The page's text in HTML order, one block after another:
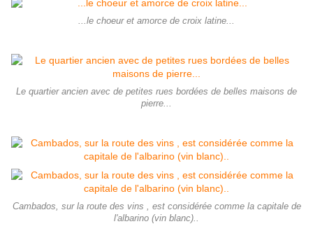
...le choeur et amorce de croix latine...
Le quartier ancien avec de petites rues bordées de belles maisons de
pierre...
Cambados, sur la route des vins , est considérée comme la capitale de
l'albarino (vin blanc)..